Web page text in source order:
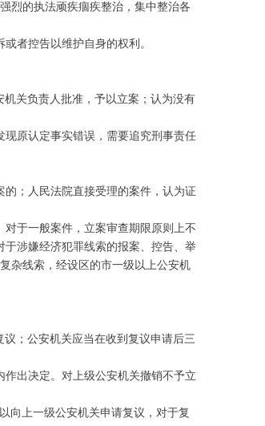
烈的执法顽疾痼疾整治，集中整治各
者控告以维护自身的权利。
机关负责人批准，予以立案；认为没有
原认定事实错误，需要追究刑事责任
；人民法院直接受理的案件，认为证
于一般案件，立案审查期限原则上不
涉嫌经济犯罪线索的报案、控告、举
杂线索，经设区的市一级以上公安机
；公安机关应当在收到复议申请后三
出决定。对上级公安机关撤销不予立
向上一级公安机关申请复议，对于复